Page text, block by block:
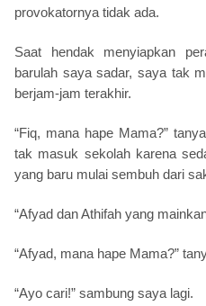
provokatornya tidak ada.
Saat hendak menyiapkan
barulah saya sadar, saya tak
berjam-jam terakhir.
“Fiq, mana hape Mama?”
tak masuk sekolah karena
yang baru mulai sembuh dari
“Afyad dan Athifah yang
“Afyad, mana hape Mama?”
“Ayo cari!” sambung saya lagi.